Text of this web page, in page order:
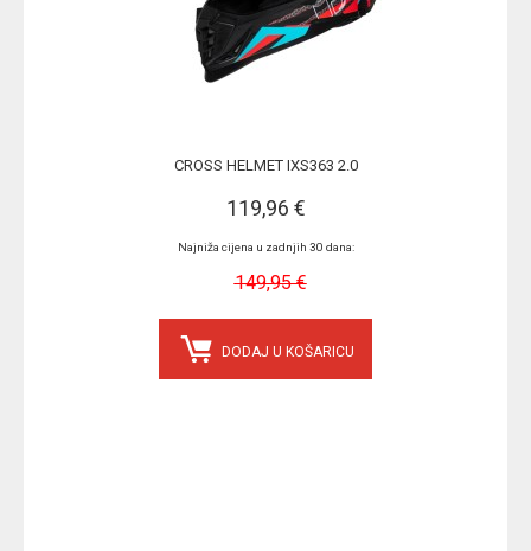
CROSS HELMET IXS363 2.0
119,96 €
Najniža cijena u zadnjih 30 dana:
149,95 €
DODAJ U KOŠARICU